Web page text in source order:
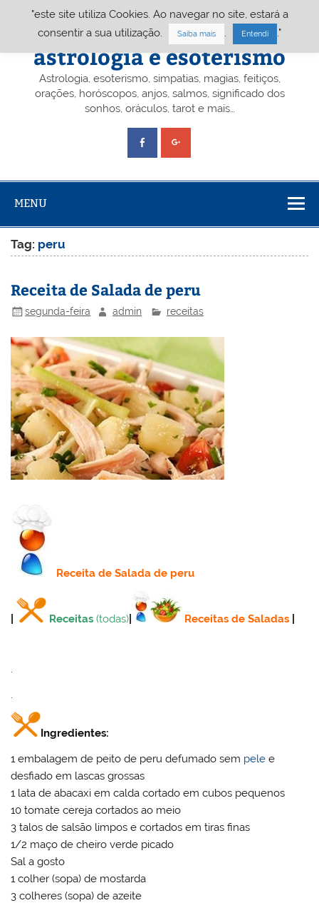
Portal A&E – Portal
astrologia e esoterismo
Astrologia, esoterismo, simpatias, magias, feitiços,
orações, horóscopos, anjos, salmos, significado dos
sonhos, oráculos, tarot e mais…
MENU
Tag: peru
Receita de Salada de peru
segunda-feira admin receitas
Receitade Salada de peru
Receitas (todas) Receitas de Saladas
.
.
Ingredientes:
1 embalagem de peito de peru defumado sem pele e
desfiado em lascas grossas
1 lata de abacaxi em calda cortado em cubos pequenos
10 tomate cereja cortados ao meio
3 talos de salsão limpos e cortados em tiras finas
1/2 maço de cheiro verde picado
Sal a gosto
1 colher (sopa) de mostarda
3 colheres (sopa) de azeite
"este site utiliza Cookies. Ao navegar no site, estará a
consentir a sua utilização.
Saiba mais Entendi ."